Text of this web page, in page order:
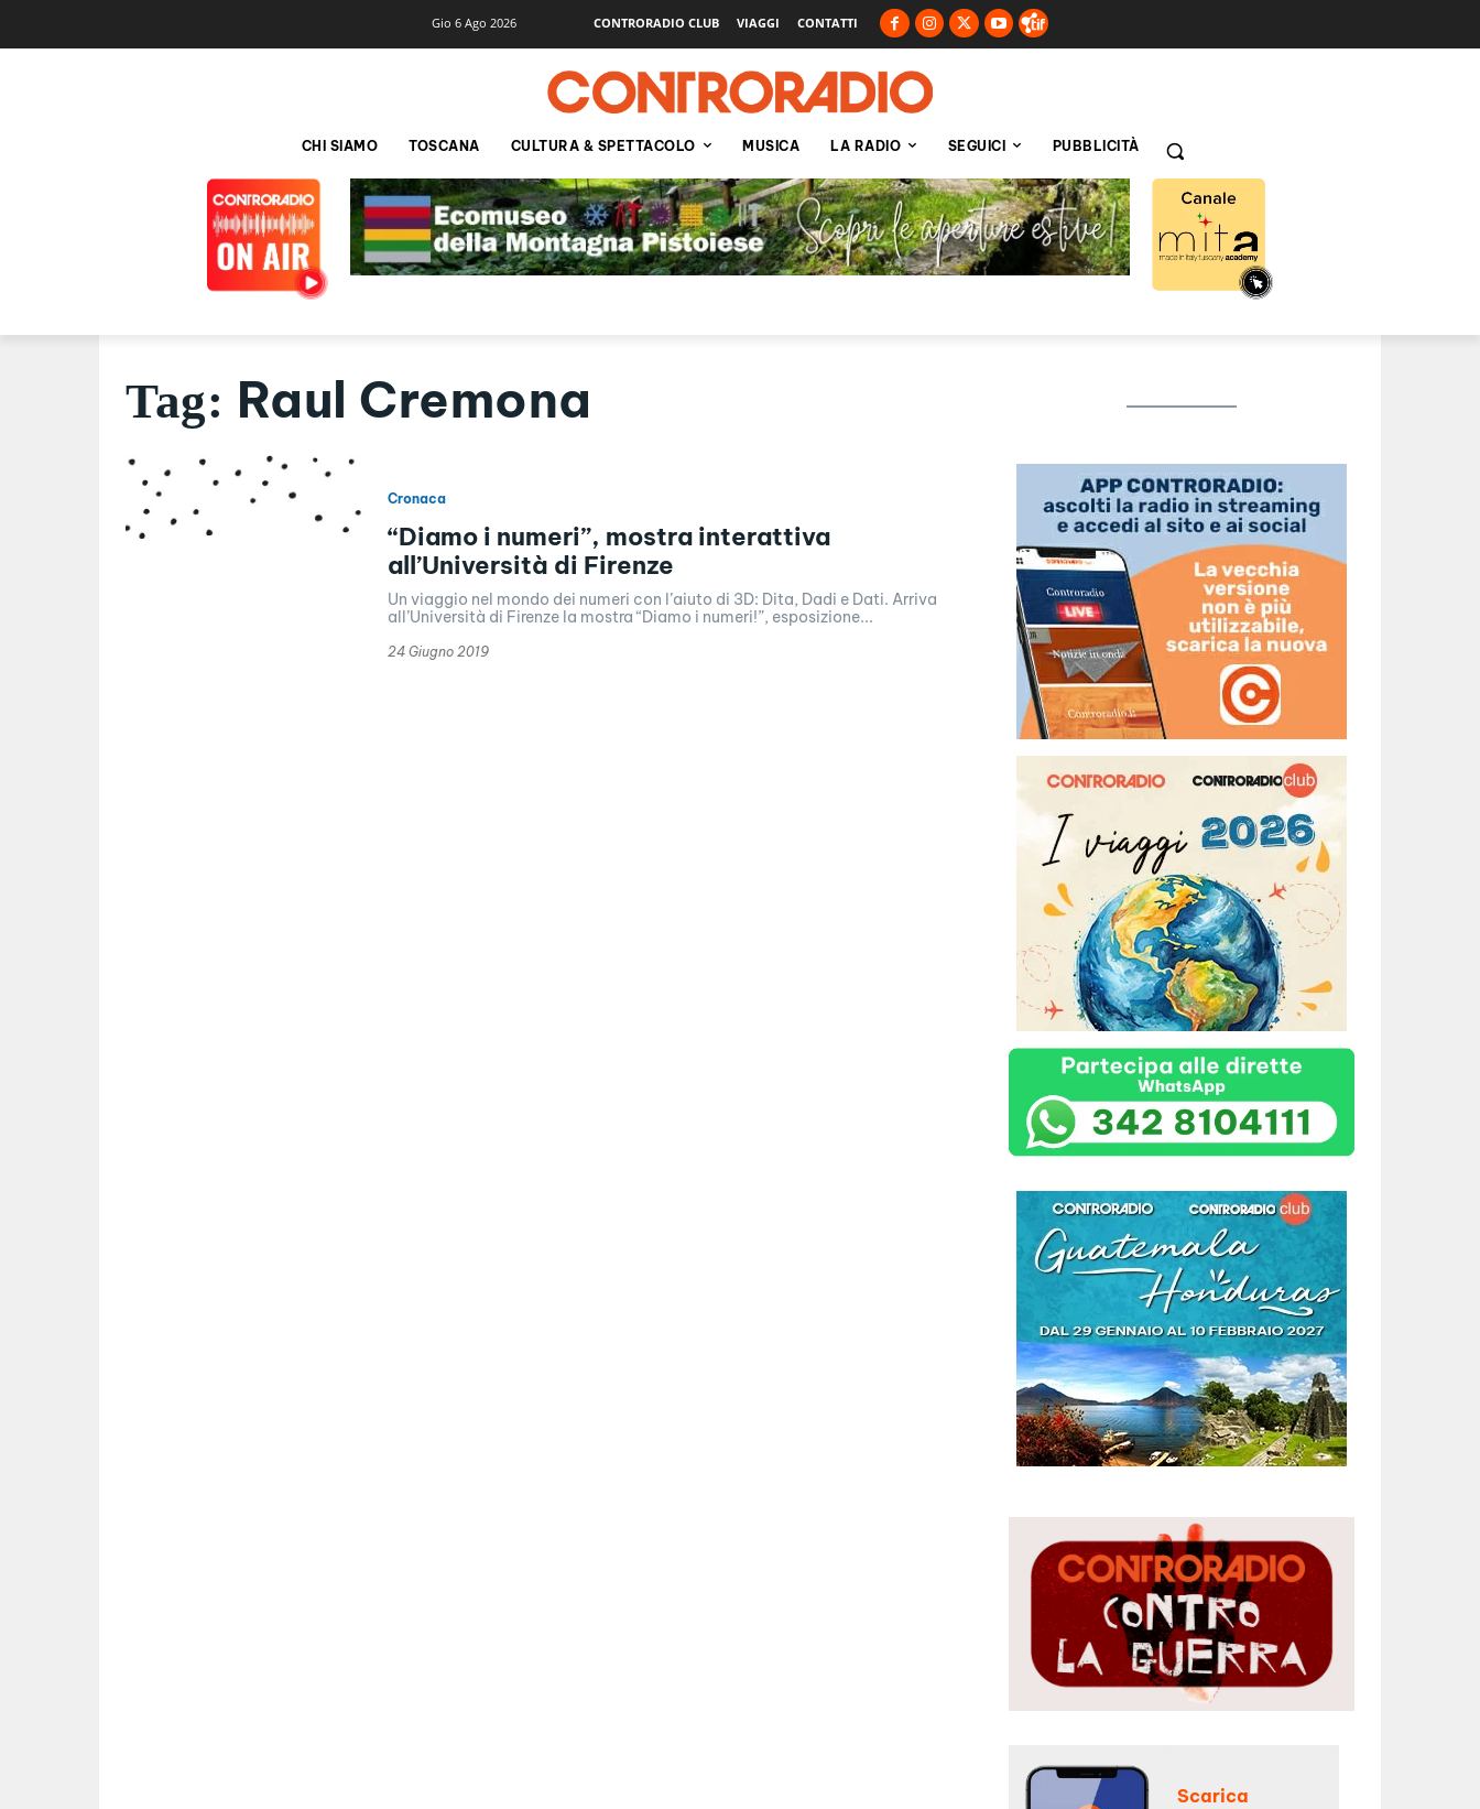
Gio 6 Ago 2026 CONTRORADIO CLUB VIAGGI CONTATTI
CHI SIAMO TOSCANA CULTURA & SPETTACOLO MUSICA LA RADIO SEGUICI PUBBLICITÀ
Tag: Raul Cremona
Cronaca
“Diamo i numeri”, mostra interattiva
all’Università di Firenze
Un viaggio nel mondo dei numeri con l’aiuto di 3D: Dita, Dadi e Dati. Arriva
all’Università di Firenze la mostra “Diamo i numeri!”, esposizione...
24 Giugno 2019
Scarica